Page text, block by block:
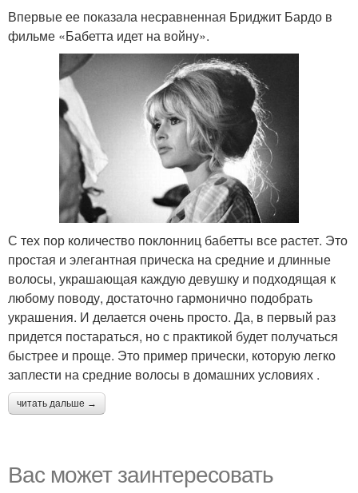
Впервые ее показала несравненная Бриджит Бардо в
фильме «Бабетта идет на войну».
С тех пор количество поклонниц бабетты все растет. Это
простая и элегантная прическа на средние и длинные
волосы, украшающая каждую девушку и подходящая к
любому поводу, достаточно гармонично подобрать
украшения. И делается очень просто. Да, в первый раз
придется постараться, но с практикой будет получаться
быстрее и проще. Это пример прически, которую легко
заплести на средние волосы в домашних условиях .
читать дальше →
Вас может заинтересовать